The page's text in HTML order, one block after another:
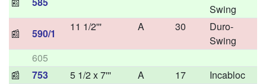
Swing
📰 590/1
11 1/2''' A 30
Duro-
Swing
605
📰
753 5 1/2 x 7''' A 17 Incabloc